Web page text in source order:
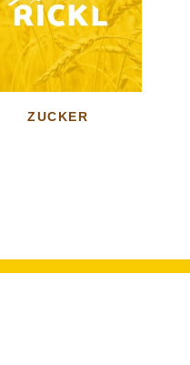
ZUCKER